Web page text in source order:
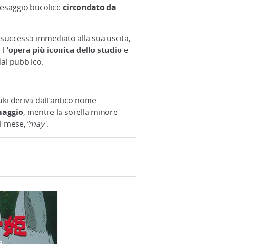
bucolico circondato da
immediato alla sua uscita,
l 'opera più iconica dello studioe
pubblico.
deriva dall'antico nome
, mentre la sorella minore
mese,"may".